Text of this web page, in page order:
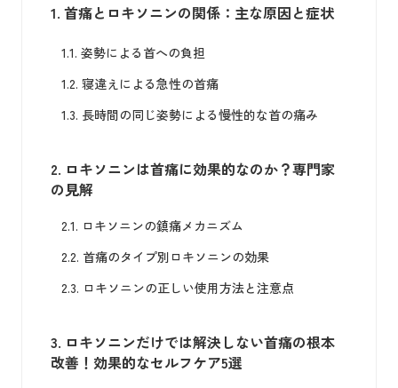
1. 首痛とロキソニンの関係：主な原因と症状
1.1. 姿勢による首への負担
1.2. 寝違えによる急性の首痛
1.3. 長時間の同じ姿勢による慢性的な首の痛み
2. ロキソニンは首痛に効果的なのか？専門家
の見解
2.1. ロキソニンの鎮痛メカニズム
2.2. 首痛のタイプ別ロキソニンの効果
2.3. ロキソニンの正しい使用方法と注意点
3. ロキソニンだけでは解決しない首痛の根本
改善！効果的なセルフケア5選